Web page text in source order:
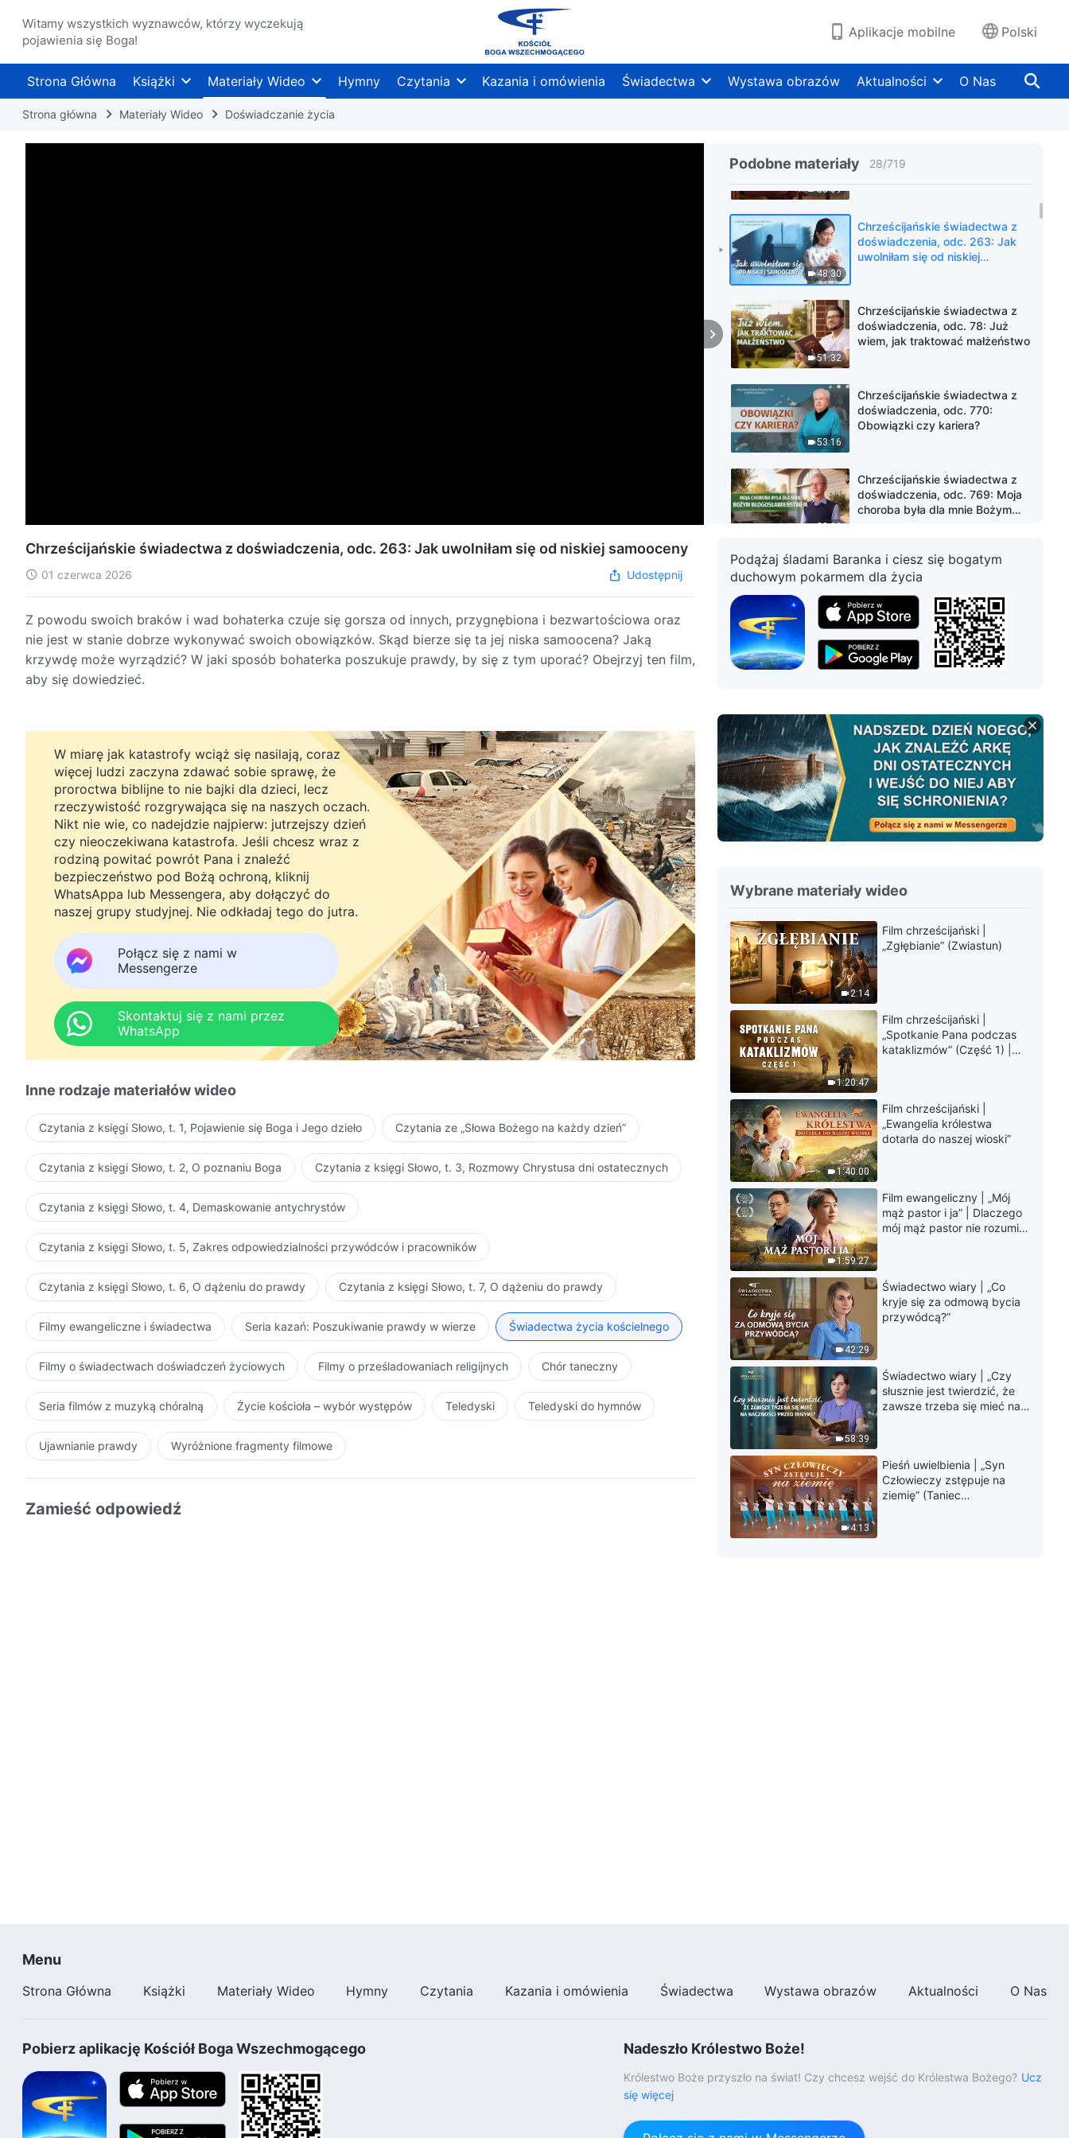
Witamy wszystkich wyznawców, którzy wyczekują
pojawienia się Boga!
Aplikacje mobilne Polski
Strona Główna Książki Materiały Wideo Hymny Czytania Kazania i omówienia Świadectwa Wystawa obrazów Aktualności O Nas
Strona główna Materiały Wideo Doświadczanie życia
Podobne materiały 28/719
zagrożenia
doświadczenia, odc. 161: Co
kryło się za moim dążeniem do
przywództwa
35:09
doświadczenia, odc. 478: Co
zyskałam, doświadczając
prześladowań i ucisków
48:30
Chrześcijańskie świadectwa z
doświadczenia, odc. 263: Jak
uwolniłam się od niskiej
51:32
Chrześcijańskie świadectwa z
doświadczenia, odc. 78: Już
wiem, jak traktować małżeństwo
53:16
Chrześcijańskie świadectwa z
doświadczenia, odc. 770:
Obowiązki czy kariera?
32:16
Chrześcijańskie świadectwa z
doświadczenia, odc. 769: Moja
choroba była dla mnie Bożym
46:23
Chrześcijańskie świadectwa z
doświadczenia, odc. 33: Co
kryje się za niechęcią do
dźwigania brzemienia
Chrześcijańskie świadectwa z
doświadczenia, odc. 768: Czy
40:46
Chrześcijańskie świadectwa z
doświadczenia, odc. 766: Nie
martwię się już o pracę mojego
syna
Chrześcijańskie świadectwa z
doświadczenia, odc. 767: Moje
32:06
Chrześcijańskie świadectwa z
Pokonałam swoje problemy z
jąkaniem
38:56
Chrześcijańskie świadectwa z
doświadczenia, odc. 763:
Trudna decyzja
43:13
Chrześcijańskie świadectwa z
doświadczenia, odc. 32: W
końcu zdałam sobie sprawę, że
jestem skrajną egoistką
54:00
Chrześcijańskie świadectwa z
doświadczenia, odc. 764:
Nietypowe błogosławieństwo
45:27
Chrześcijańskie świadectwa z
doświadczenia, odc. 762: Nie
można dobrze wykonywać
swoich obowiązków, jeśli ciągle
chroni się siebie
Chrześcijańskie świadectwa z doświadczenia, odc. 263: Jak uwolniłam się od niskiej samooceny
01 czerwca 2026 Udostępnij
Z powodu swoich braków i wad bohaterka czuje się gorsza od innych, przygnębiona i bezwartościowa oraz
nie jest w stanie dobrze wykonywać swoich obowiązków. Skąd bierze się ta jej niska samoocena? Jaką
krzywdę może wyrządzić? W jaki sposób bohaterka poszukuje prawdy, by się z tym uporać? Obejrzyj ten film,
aby się dowiedzieć.
W miarę jak katastrofy wciąż się nasilają, coraz
więcej ludzi zaczyna zdawać sobie sprawę, że
proroctwa biblijne to nie bajki dla dzieci, lecz
rzeczywistość rozgrywająca się na naszych oczach.
Nikt nie wie, co nadejdzie najpierw: jutrzejszy dzień
czy nieoczekiwana katastrofa. Jeśli chcesz wraz z
rodziną powitać powrót Pana i znaleźć
bezpieczeństwo pod Bożą ochroną, kliknij
WhatsAppa lub Messengera, aby dołączyć do
naszej grupy studyjnej. Nie odkładaj tego do jutra.
Połącz się z nami w
Messengerze
Skontaktuj się z nami przez
WhatsApp
Inne rodzaje materiałów wideo
Czytania z księgi Słowo, t. 1, Pojawienie się Boga i Jego dzieło Czytania ze „Słowa Bożego na każdy dzień”
Czytania z księgi Słowo, t. 2, O poznaniu Boga Czytania z księgi Słowo, t. 3, Rozmowy Chrystusa dni ostatecznych
Czytania z księgi Słowo, t. 4, Demaskowanie antychrystów
Czytania z księgi Słowo, t. 5, Zakres odpowiedzialności przywódców i pracowników
Czytania z księgi Słowo, t. 6, O dążeniu do prawdy Czytania z księgi Słowo, t. 7, O dążeniu do prawdy
Filmy ewangeliczne i świadectwa Seria kazań: Poszukiwanie prawdy w wierze Świadectwa życia kościelnego
Filmy o świadectwach doświadczeń życiowych Filmy o prześladowaniach religijnych Chór taneczny
Seria filmów z muzyką chóralną Życie kościoła – wybór występów Teledyski Teledyski do hymnów
Ujawnianie prawdy Wyróżnione fragmenty filmowe
Zamieść odpowiedź
Podążaj śladami Baranka i ciesz się bogatym
duchowym pokarmem dla życia
Wybrane materiały wideo
2:14
Film chrześcijański |
„Zgłębianie” (Zwiastun)
1:20:47
Film chrześcijański |
„Spotkanie Pana podczas
kataklizmów” (Część 1) |
1:40:00
Film chrześcijański |
„Ewangelia królestwa
dotarła do naszej wioski”
1:59:27
Film ewangeliczny | „Mój
mąż pastor i ja” | Dlaczego
mój mąż pastor nie rozumie
42:29
Świadectwo wiary | „Co
kryje się za odmową bycia
przywódcą?”
58:39
Świadectwo wiary | „Czy
słusznie jest twierdzić, że
zawsze trzeba się mieć na
4:13
Pieśń uwielbienia | „Syn
Człowieczy zstępuje na
ziemię” (Taniec
Menu
Strona Główna Książki Materiały Wideo Hymny Czytania Kazania i omówienia Świadectwa Wystawa obrazów Aktualności O Nas
Pobierz aplikację Kościół Boga Wszechmogącego Nadeszło Królestwo Boże!
Królestwo Boże przyszło na świat! Czy chcesz wejść do Królestwa Bożego? Ucz
się więcej